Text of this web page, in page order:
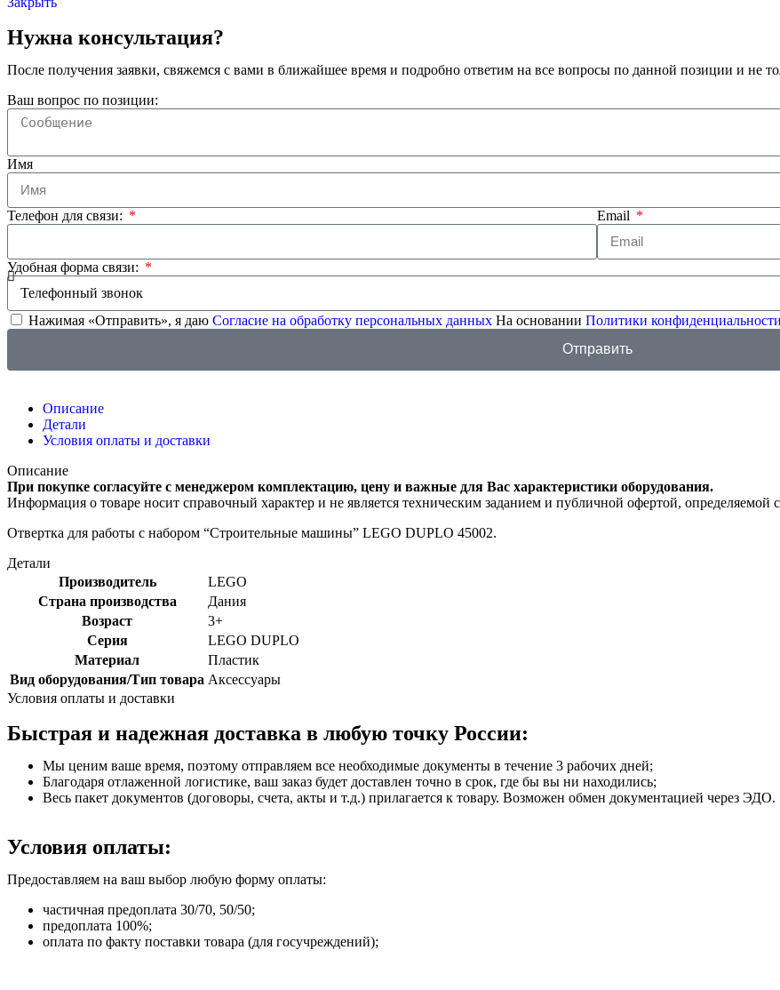
Нужна консультация?
После получения заявки, свяжемся с вами в ближайшее время и подробно ответим на все вопросы по данной позиции и не
Ваш вопрос по позиции:
Имя
Телефон для связи: Email
Удобная форма связи:
Нажимая «Отправить», я даю Согласие на обработку персональных данных На основании Политики конфиденциальности
Отправить
Описание
Детали
Условия оплаты и доставки
Описание
При покупке согласуйте с менеджером комплектацию, цену и важные для Вас характеристики оборудования.
Информация о товаре носит справочный характер и не является техническим заданием и публичной офертой, определяемой
Отвертка для работы с набором “Строительные машины” LEGO DUPLO 45002.
Детали
Производитель
LEGO
Страна производства
Дания
Возраст
3+
Серия
LEGO DUPLO
Материал
Пластик
Вид оборудования/Тип товара Аксессуары
Условия оплаты и доставки
Быстрая и надежная доставка в любую точку России:
Мы ценим ваше время, поэтому отправляем все необходимые документы в течение 3 рабочих дней;
Благодаря отлаженной логистике, ваш заказ будет доставлен точно в срок, где бы вы ни находились;
Весь пакет документов (договоры, счета, акты и т.д.) прилагается к товару. Возможен обмен документацией через ЭДО.
Условия оплаты:
Предоставляем на ваш выбор любую форму оплаты:
частичная предоплата 30/70, 50/50;
предоплата 100%;
оплата по факту поставки товара (для госучреждений);